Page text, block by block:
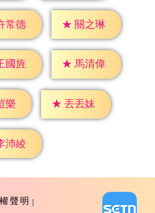
常德 ★ 關之琳
國旌 ★ 馬清偉
樂 ★ 丟丟妹
沛綾
聲明